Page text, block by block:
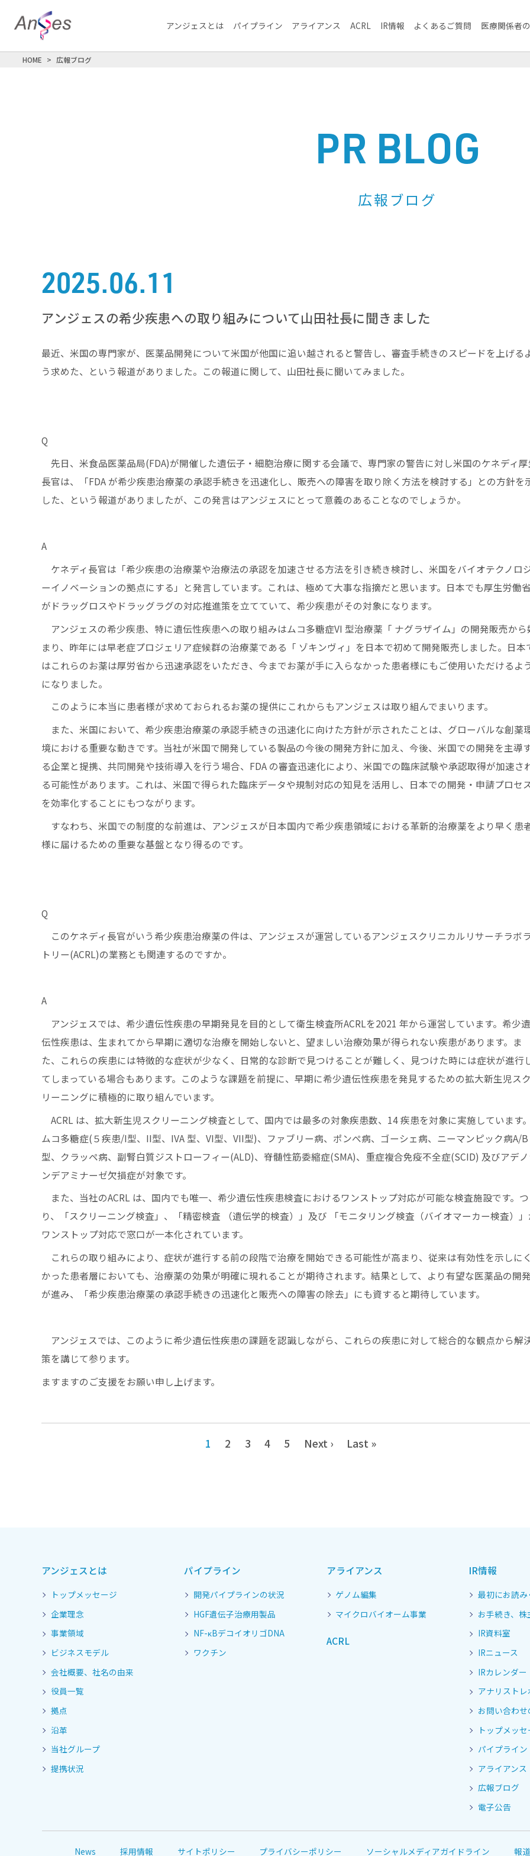
アンジェスとは パイプライン アライアンス ACRL IR情報 よくあるご質問 医療関係者
HOME 広報ブログ
PR BLOG
広報ブログ
2025.06.11
アンジェスの希少疾患への取り組みについて山田社⾧に聞きました
最近、米国の専門家が、医薬品開発について米国が他国に追い越されると警告し、審査手続きのスピードを上げる
う求めた、という報道がありました。この報道に関して、山田社⾧に聞いてみました。
Q
先日、米食品医薬品局(FDA)が開催した遺伝子・細胞治療に関する会議で、専門家の警告に対し米国のケネディ
⾧官は、「FDA が希少疾患治療薬の承認手続きを迅速化し、販売への障害を取り除く方法を検討する」との方針を
した、という報道がありましたが、この発言はアンジェスにとって意義のあることなのでしょうか。
A
ケネディ⾧官は「希少疾患の治療薬や治療法の承認を加速させる方法を引き続き検討し、米国をバイオテクノロ
ーイノベーションの拠点にする」と発言しています。これは、極めて大事な指摘だと思います。日本でも厚生労働省
がドラッグロスやドラッグラグの対応推進策を立てていて、希少疾患がその対象になります。
アンジェスの希少疾患、特に遺伝性疾患への取り組みはムコ多糖症VI 型治療薬「 ナグラザイム」の開発販売から
まり、昨年には早老症プロジェリア症候群の治療薬である「 ゾキンヴィ」を日本で初めて開発販売しました。日本
はこれらのお薬は厚労省から迅速承認をいただき、今までお薬が手に入らなかった患者様にもご使用いただけるよう
になりました。
このように本当に患者様が求めておられるお薬の提供にこれからもアンジェスは取り組んでまいります。
また、米国において、希少疾患治療薬の承認手続きの迅速化に向けた方針が示されたことは、グローバルな創薬
境における重要な動きです。当社が米国で開発している製品の今後の開発方針に加え、今後、米国での開発を主導
る企業と提携、共同開発や技術導入を行う場合、FDA の審査迅速化により、米国での臨床試験や承認取得が加速さ
る可能性があります。これは、米国で得られた臨床データや規制対応の知見を活用し、日本での開発・申請プロセ
を効率化することにもつながります。
すなわち、米国での制度的な前進は、アンジェスが日本国内で希少疾患領域における革新的治療薬をより早く患
様に届けるための重要な基盤となり得るのです。
Q
このケネディ⾧官がいう希少疾患治療薬の件は、アンジェスが運営しているアンジェスクリニカルリサーチラボラ
トリー(ACRL)の業務とも関連するのですか。
A
アンジェスでは、希少遺伝性疾患の早期発見を目的として衛生検査所ACRLを2021 年から運営しています。希少遺
伝性疾患は、生まれてから早期に適切な治療を開始しないと、望ましい治療効果が得られない疾患があります。ま
た、これらの疾患には特徴的な症状が少なく、日常的な診断で見つけることが難しく、見つけた時には症状が進行
てしまっている場合もあります。このような課題を前提に、早期に希少遺伝性疾患を発見するための拡大新生児スク
リーニングに積極的に取り組んでいます。
ACRL は、拡大新生児スクリーニング検査として、国内では最多の対象疾患数、14 疾患を対象に実施しています。
ムコ多糖症(５疾患/I型、II型、IVA 型、VI型、VII型)、ファブリー病、ポンぺ病、ゴーシェ病、ニーマンピック病A/B
型、クラッペ病、副腎白質ジストローフィー(ALD)、脊髄性筋委縮症(SMA)、重症複合免疫不全症(SCID) 及びアデ
ンデアミナーゼ欠損症が対象です。
また、当社のACRL は、国内でも唯一、希少遺伝性疾患検査におけるワンストップ対応が可能な検査施設です。
り、「スクリーニング検査」、「精密検査 （遺伝学的検査）」及び 「モニタリング検査（バイオマーカー検査）
ワンストップ対応で窓口が一本化されています。
これらの取り組みにより、症状が進行する前の段階で治療を開始できる可能性が高まり、従来は有効性を示しにく
かった患者層においても、治療薬の効果が明確に現れることが期待されます。結果として、より有望な医薬品の開発
が進み、「希少疾患治療薬の承認手続きの迅速化と販売への障害の除去」にも資すると期待しています。
アンジェスでは、このように希少遺伝性疾患の課題を認識しながら、これらの疾患に対して総合的な観点から解
策を講じて参ります。
ますますのご支援をお願い申し上げます。
1 2 3 4 5 Next › Last »
アンジェスとは
トップメッセージ
企業理念
事業領域
ビジネスモデル
会社概要、社名の由来
役員一覧
拠点
沿革
当社グループ
提携状況
パイプライン
開発パイプラインの状況
HGF遺伝子治療用製品
NF-κBデコイオリゴDNA
ワクチン
アライアンス
ゲノム編集
マイクロバイオーム事業
ACRL
IR情報
最初にお読み
お手続き、
IR資料室
IRニュース
IRカレンダー
アナリストレ
お問い合わせ
トップメッセ
パイプライン
アライアンス
広報ブログ
電子公告
News 採用情報 サイトポリシー プライバシーポリシー ソーシャルメディアガイドライン 報